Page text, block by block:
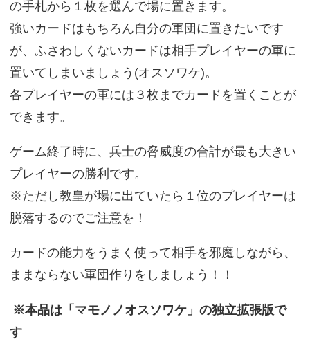
の手札から１枚を選んで場に置きます。
強いカードはもちろん自分の軍団に置きたいです
が、ふさわしくないカードは相手プレイヤーの軍に
置いてしまいましょう(オスソワケ)。
各プレイヤーの軍には３枚までカードを置くことが
できます。
ゲーム終了時に、兵士の脅威度の合計が最も大きい
プレイヤーの勝利です。
※ただし教皇が場に出ていたら１位のプレイヤーは
脱落するのでご注意を！
カードの能力をうまく使って相手を邪魔しながら、
ままならない軍団作りをしましょう！！
※本品は「マモノノオスソワケ」の独立拡張版で
す